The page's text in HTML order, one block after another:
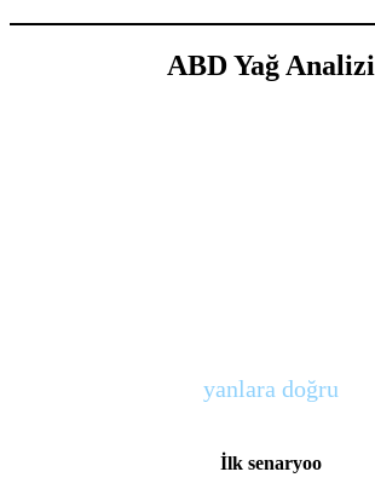
ABD Yağ Analizi
yanlara doğru
İlk senaryoo